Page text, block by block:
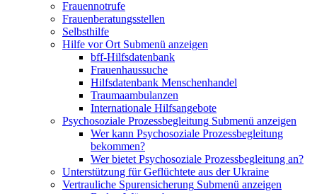
Frauennotrufe
Frauenberatungsstellen
Selbsthilfe
Hilfe vor Ort Submenü anzeigen
bff-Hilfsdatenbank
Frauenhaussuche
Hilfsdatenbank Menschenhandel
Traumaambulanzen
Internationale Hilfsangebote
Psychosoziale Prozessbegleitung Submenü anzeigen
Wer kann Psychosoziale Prozessbegleitung
bekommen?
Wer bietet Psychosoziale Prozessbegleitung an?
Unterstützung für Geflüchtete aus der Ukraine
Vertrauliche Spurensicherung Submenü anzeigen